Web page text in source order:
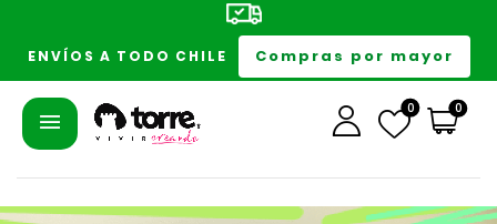
ENVÍOS A TODO CHILE Compras por mayor
0 0